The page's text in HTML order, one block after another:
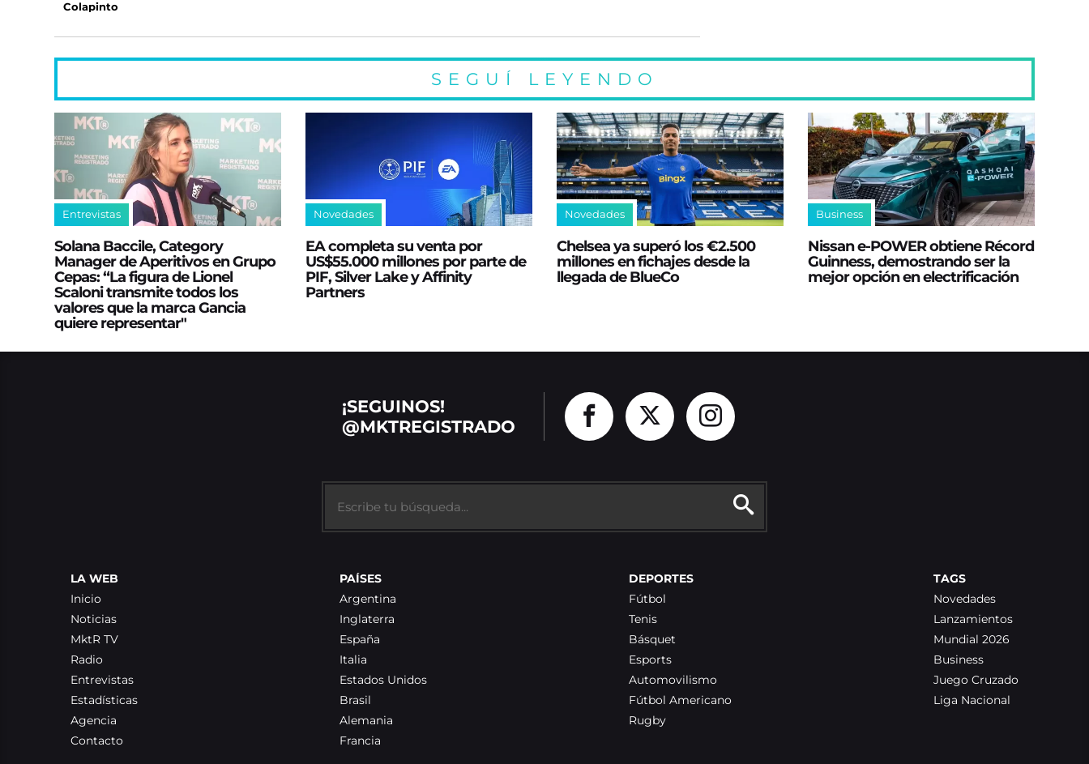
Colapinto
SEGUÍ LEYENDO
Entrevistas
Solana Baccile, Category
Manager de Aperitivos en Grupo
Cepas: “La figura de Lionel
Scaloni transmite todos los
valores que la marca Gancia
quiere representar"
Novedades
EA completa su venta por
US$55.000 millones por parte de
PIF, Silver Lake y Affinity
Partners
Novedades
Chelsea ya superó los €2.500
millones en fichajes desde la
llegada de BlueCo
Business
Nissan e‑POWER obtiene Récord
Guinness, demostrando ser la
mejor opción en electrificación
¡SEGUINOS!
@MKTREGISTRADO
LA WEB
Inicio
Noticias
MktR TV
Radio
Entrevistas
Estadísticas
Agencia
Contacto
PAÍSES
Argentina
Inglaterra
España
Italia
Estados Unidos
Brasil
Alemania
Francia
DEPORTES
Fútbol
Tenis
Básquet
Esports
Automovilismo
Fútbol Americano
Rugby
TAGS
Novedades
Lanzamientos
Mundial 2026
Business
Juego Cruzado
Liga Nacional